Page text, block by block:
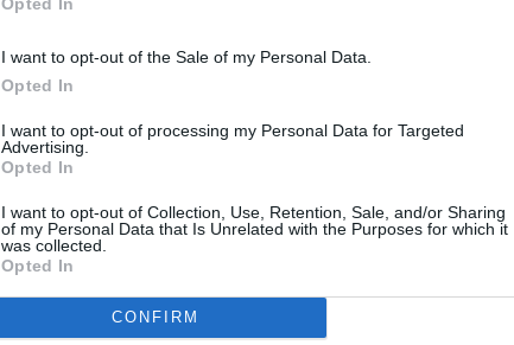
I want to opt-out of the Sale of my Personal Data.
Opted In
I want to opt-out of processing my Personal Data for Targeted
Advertising.
Opted In
I want to opt-out of Collection, Use, Retention, Sale, and/or Sharing
of my Personal Data that Is Unrelated with the Purposes for which it
was collected.
Opted In
CONFIRM